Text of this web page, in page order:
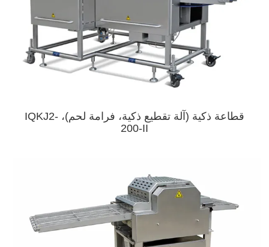
قطاعة ذكية (آلة تقطيع ذكية، فرامة لحم)، IQKJ2-
200-II